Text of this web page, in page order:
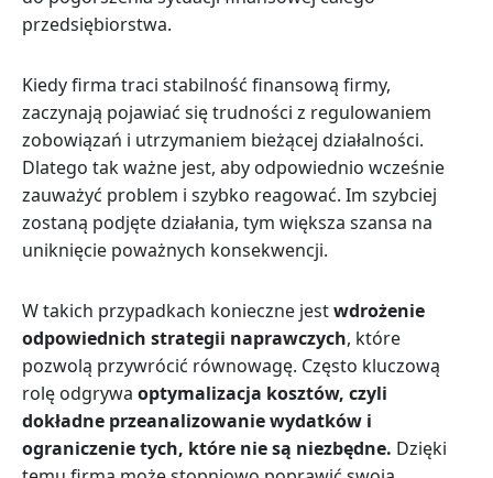
przedsiębiorstwa.
Kiedy firma traci stabilność finansową firmy,
zaczynają pojawiać się trudności z regulowaniem
zobowiązań i utrzymaniem bieżącej działalności.
Dlatego tak ważne jest, aby odpowiednio wcześnie
zauważyć problem i szybko reagować. Im szybciej
zostaną podjęte działania, tym większa szansa na
uniknięcie poważnych konsekwencji.
W takich przypadkach konieczne jestwdrożenie
odpowiednich strategii naprawczych, które
pozwolą przywrócić równowagę. Często kluczową
rolę odgrywa optymalizacja kosztów, czyli
dokładne przeanalizowanie wydatków i
ograniczenie tych, które nie są niezbędne. Dzięki